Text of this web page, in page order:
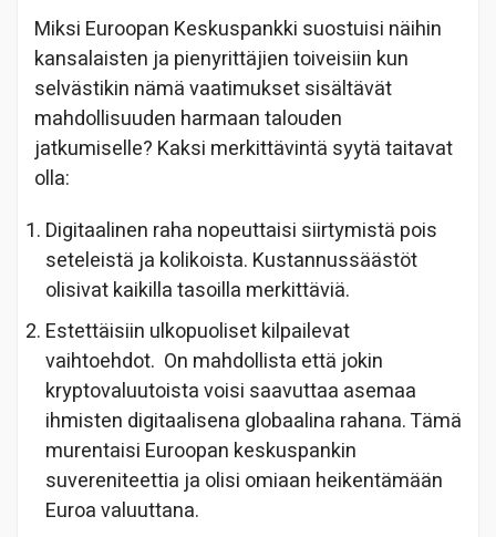
Miksi Euroopan Keskuspankki suostuisi näihin
kansalaisten ja pienyrittäjien toiveisiin kun
selvästikin nämä vaatimukset sisältävät
mahdollisuuden harmaan talouden
jatkumiselle? Kaksi merkittävintä syytä taitavat
olla:
Digitaalinen raha nopeuttaisi siirtymistä pois
seteleistä ja kolikoista. Kustannussäästöt
olisivat kaikilla tasoilla merkittäviä.
Estettäisiin ulkopuoliset kilpailevat
vaihtoehdot. On mahdollista että jokin
kryptovaluutoista voisi saavuttaa asemaa
ihmisten digitaalisena globaalina rahana. Tämä
murentaisi Euroopan keskuspankin
suvereniteettia ja olisi omiaan heikentämään
Euroa valuuttana.